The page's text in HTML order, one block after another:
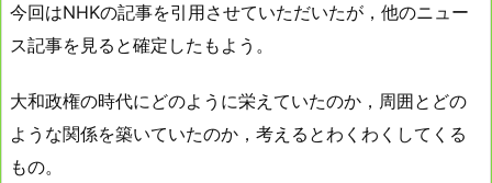
今回はNHKの記事を引用させていただいたが，他のニュー
ス記事を見ると確定したもよう。
大和政権の時代にどのように栄えていたのか，周囲とどの
ような関係を築いていたのか，考えるとわくわくしてくる
もの。